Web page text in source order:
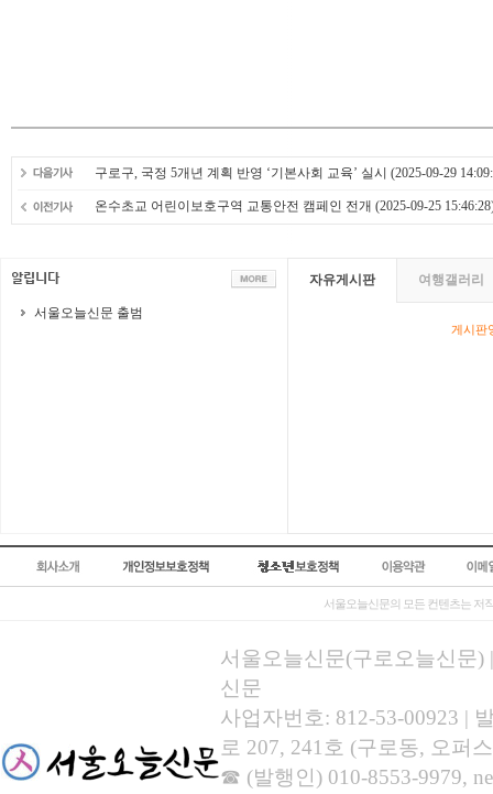
구로구, 국정 5개년 계획 반영 ‘기본사회 교육’ 실시 (2025-09-29
온수초교 어린이보호구역 교통안전 캠페인 전개 (2025-09-25
서울오늘신문 출범
자유게시판 여행갤러리
게시판
서울오늘신문의 모든 컨텐츠는 저
서울오늘신문(구로오늘신문)
신문
사업자번호: 812-53-00923 |
로 207, 241호 (구로동, 오퍼
☎ (발행인) 010-8553-9979,